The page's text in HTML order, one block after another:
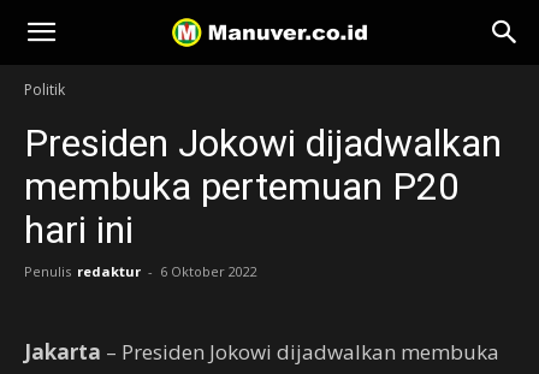
Manuver
Politik
Presiden Jokowi dijadwalkan
membuka pertemuan P20
hari ini
Penulis redaktur - 6 Oktober 2022
Jakarta – Presiden Jokowi dijadwalkan membuka